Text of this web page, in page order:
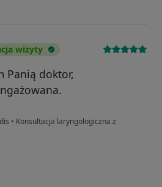
wizyty
Panią doktor,
• Konsultacja laryngologiczna z